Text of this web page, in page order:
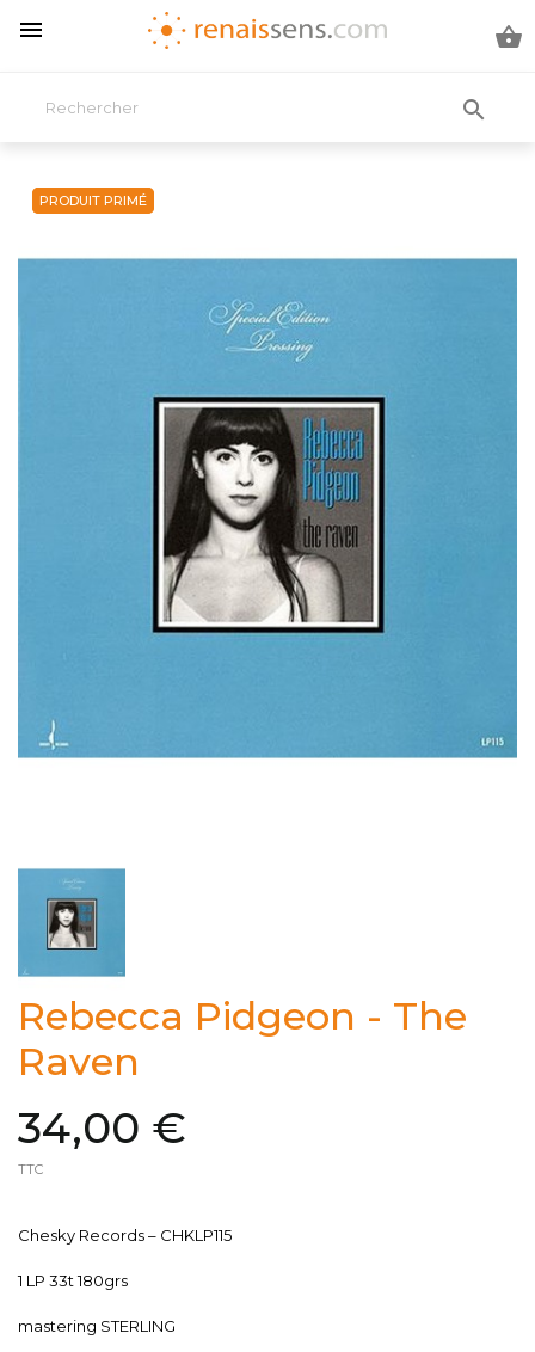
 

PRODUIT PRIMÉ
PRODUIT PRIMÉ
Rebecca Pidgeon - The
Raven
34,00 €
TTC
Chesky Records ‎– CHKLP115
1 LP 33t 180grs
mastering STERLING